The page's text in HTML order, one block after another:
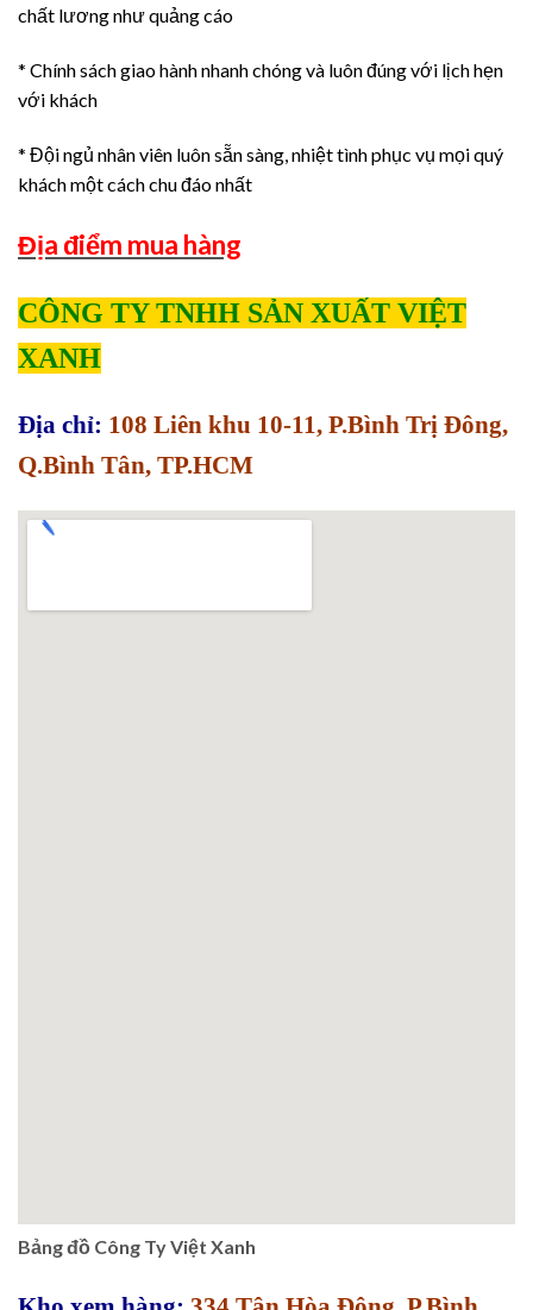
chất lương như quảng cáo
* Chính sách giao hành nhanh chóng và luôn đúng với lịch hẹn
với khách
* Đội ngủ nhân viên luôn sẵn sàng, nhiệt tình phục vụ mọi quý
khách một cách chu đáo nhất
Địa điểm mua hàng
CÔNG TY TNHH SẢN XUẤT VIỆT
XANH
Địa chỉ: 108 Liên khu 10-11, P.Bình Trị Đông,
Q.Bình Tân, TP.HCM
Bảng đồ Công Ty Việt Xanh